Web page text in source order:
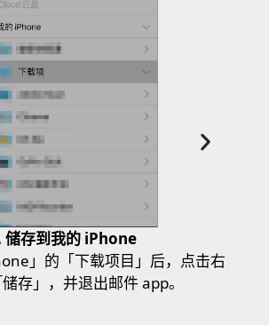
储存到我的 iPhone
」的「下载项目」后，点击右
存」，并退出邮件 app。